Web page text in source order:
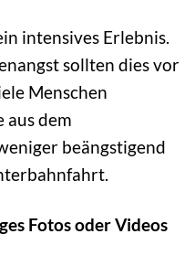
intensives Erlebnis.
sollten dies vor
Menschen
aus dem
beängstigend
Fotos oder Videos